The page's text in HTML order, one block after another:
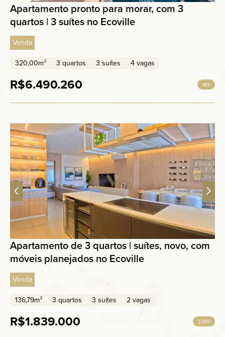
Apartamento pronto para morar, com 3
quartos | 3 suítes no Ecoville
Venda
320,00m²
3 quartos 3 suítes 4 vagas
R$6.490.260 185
Apartamento de 3 quartos | suítes, novo, com
móveis planejados no Ecoville
Venda
136,79m²
3 quartos 3 suítes 2 vagas
R$1.839.000 2249